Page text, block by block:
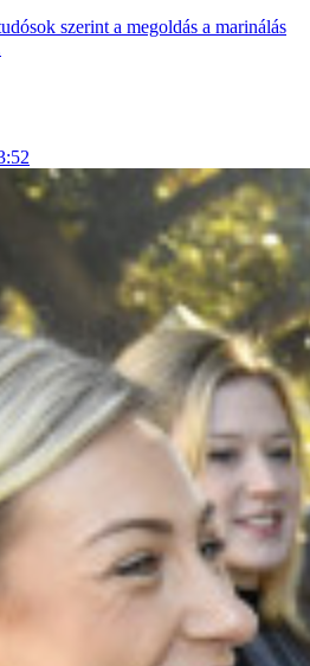
szerint a megoldás a marinálás